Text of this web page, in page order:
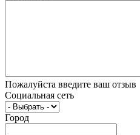
Пожалуйста введите ваш отзыв
Социальная сеть
Город